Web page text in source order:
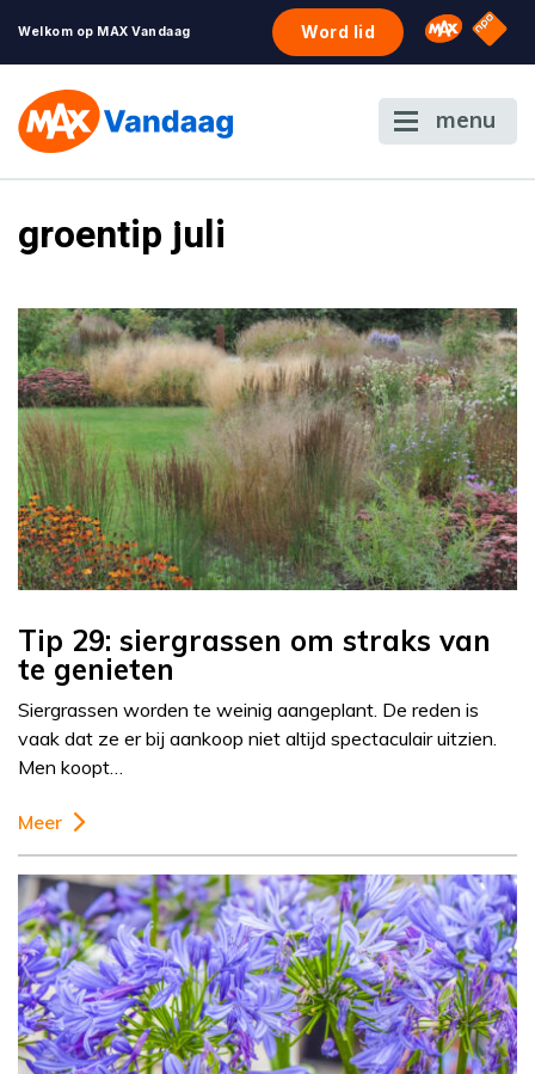
Welkom op MAX Vandaag Word lid Omroep
NPO
menu
groentip juli
Tip 29: siergrassen om straks van
te genieten
Siergrassen worden te weinig aangeplant. De reden is
vaak dat ze er bij aankoop niet altijd spectaculair uitzien.
Men koopt…
Meer